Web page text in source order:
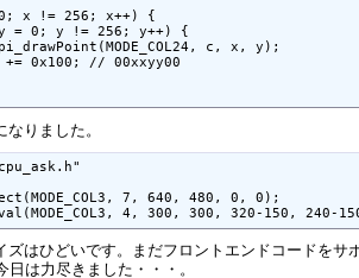
x != 256; x++) {
= 0; y != 256; y++) {
c, x, y);
+= 0x100; // 00xxyy00
なりました。
7, 640, 480, 0, 0);
4, 300, 300, 320-150, 240-
ズはひどいです。まだフロントエンドコードをサ
日は力尽きました・・・。